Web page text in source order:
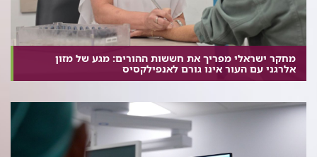
מחקר ישראלי מפריך את חששות ההורים: מגע של מזון
אלרגני עם העור אינו גורם לאנפילקסיס